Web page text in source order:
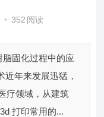
• 352 阅读
固化过程中的应
近年来发展迅猛，
疗领域，从建筑
打印常用的...